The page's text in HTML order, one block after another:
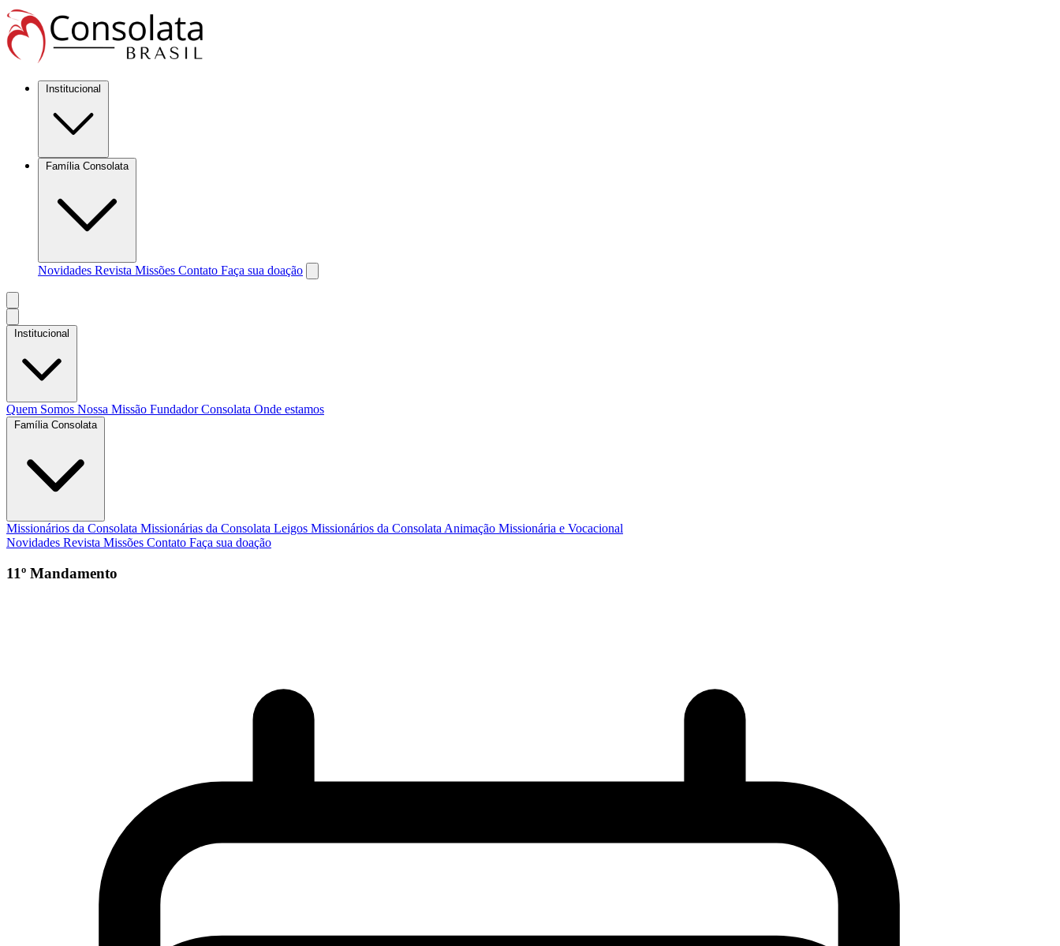
Institucional
Família Consolata
Novidades Revista Missões Contato Faça sua doação
Institucional
Quem Somos Nossa Missão FundadorConsolata Onde estamos
Família Consolata
Missionários da Consolata Missionárias da Consolata Leigos Missionários da Consolata Animação Missionária e Vocacional
Novidades Revista Missões Contato Faça sua doação
11º Mandamento